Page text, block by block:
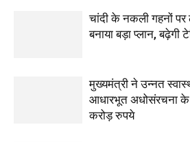
चांदी के नकली गहनों
बनाया बड़ा प्लान, बढ़ेगी
मुख्यमंत्री ने उन्नत
आधारभूत अधोसंरचना के
करोड़ रुपये